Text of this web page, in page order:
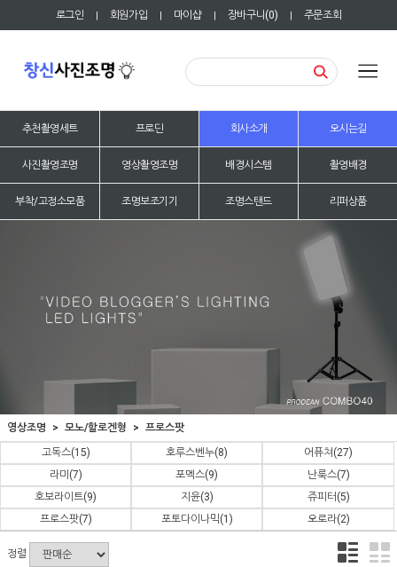
로그인 | 회원가입 | 마이샵 | 장바구니(0) | 주문조회
추천촬영세트 프로딘 회사소개 오시는길
사진촬영조명 영상촬영조명 배경시스템 촬영배경
부착/고정소모품 조명보조기기 조명스탠드 리퍼상품
영상조명 모노/할로겐형
프로스팟
고독스(15) 호루스벤누(8) 어퓨쳐 (27)
라미 (7) 포멕스(9) 난룩스(7)
호보라이트(9) 지윤(3) 쥬피터 (5)
프로스팟(7) 포토다이나믹(1) 오로라(2)
정렬